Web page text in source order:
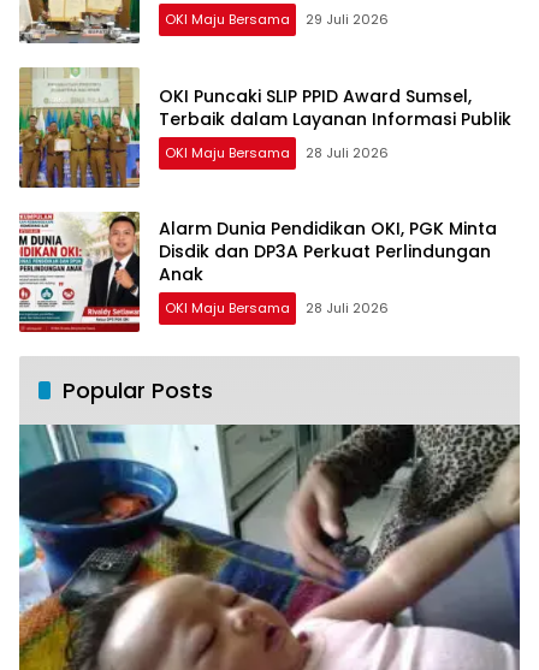
OKI Maju Bersama 29 Juli 2026
OKI Puncaki SLIP PPID Award Sumsel,
Terbaik dalam Layanan Informasi Publik
OKI Maju Bersama 28 Juli 2026
Alarm Dunia Pendidikan OKI, PGK Minta
Disdik dan DP3A Perkuat Perlindungan
Anak
OKI Maju Bersama 28 Juli 2026
Popular Posts